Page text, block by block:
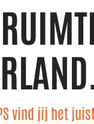
vind jij het